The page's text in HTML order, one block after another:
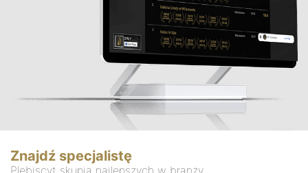
Znajdź specjalistę